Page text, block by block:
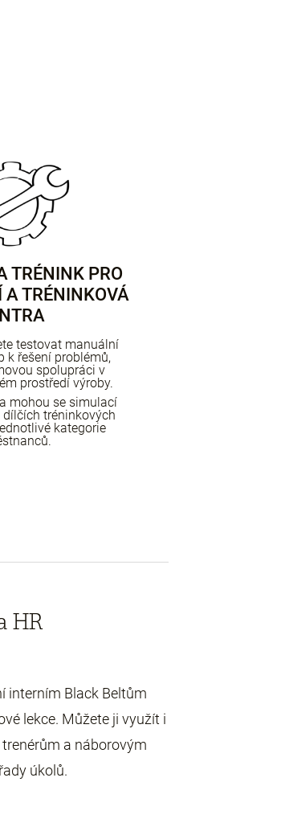
TRÉNINK PRO
A TRÉNINKOVÁ
testovat manuální
k řešení problémů,
spolupráci v
prostředí výroby.
mohou se simulací
tréninkových
kategorie
HR
interním Black Beltům
lekce. Můžete ji využít i
a náborovým
úkolů.